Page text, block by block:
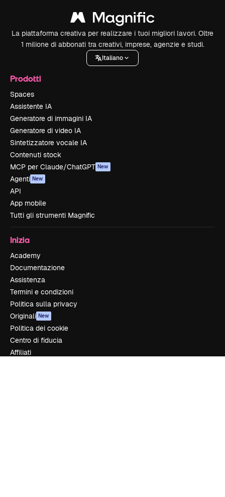
La piattaforma creativa per realizzare i tuoi migliori lavori. Oltre
1 milione di abbonati tra creativi, imprese, agenzie e studi.
Italiano
Prodotti
Spaces
Assistente IA
Generatore di immagini IA
Generatore di video IA
Sintetizzatore vocale IA
Contenuti stock
MCP per Claude/ChatGPT New
Agenti New
API
App mobile
Tutti gli strumenti Magnific
Inizia
Academy
Documentazione
Assistenza
Termini e condizioni
Politica sulla privacy
Originali New
Politica dei cookie
Centro di fiducia
Affiliati